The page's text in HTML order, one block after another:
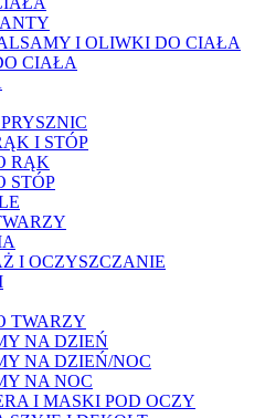
I OLIWKI DO CIAŁA
CIAŁA
I STÓP
RĄK
STÓP
I OCZYSZCZANIE
TWARZY
NA DZIEŃ
NA DZIEŃ/NOC
NA NOC
I MASKI POD OCZY